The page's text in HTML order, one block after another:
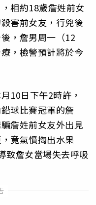
相約18歲詹姓前女
害前女友，行兇後
，詹男周一（12
，檢警預計將於今
10日下午2時許，
球比賽冠軍的詹
詹姓前女友外出見
竟氣憤掏出水果
致詹女當場失去呼吸